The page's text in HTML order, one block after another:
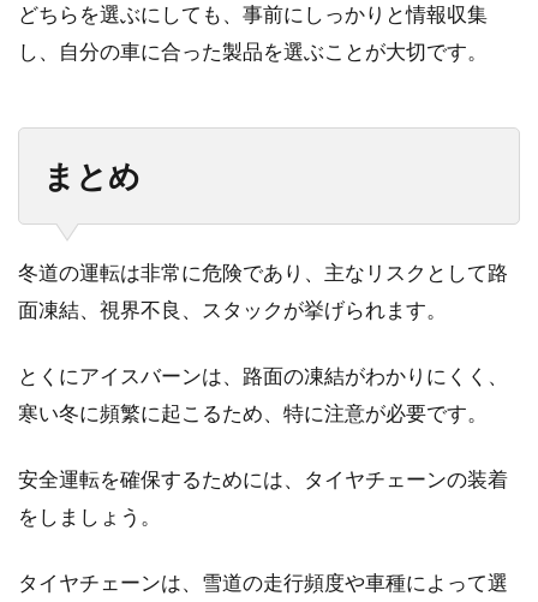
どちらを選ぶにしても、事前にしっかりと情報収集
し、自分の車に合った製品を選ぶことが大切です。
まとめ
冬道の運転は非常に危険であり、主なリスクとして路
面凍結、視界不良、スタックが挙げられます。
とくにアイスバーンは、路面の凍結がわかりにくく、
寒い冬に頻繁に起こるため、特に注意が必要です。
安全運転を確保するためには、タイヤチェーンの装着
をしましょう。
タイヤチェーンは、雪道の走行頻度や車種によって選